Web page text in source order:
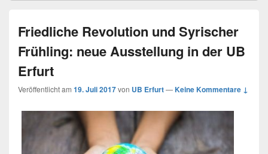
Friedliche Revolution und Syrischer
Frühling: neue Ausstellung in der UB
Erfurt
Veröffentlicht am 19. Juli 2017von UB Erfurt—Keine Kommentare ↓